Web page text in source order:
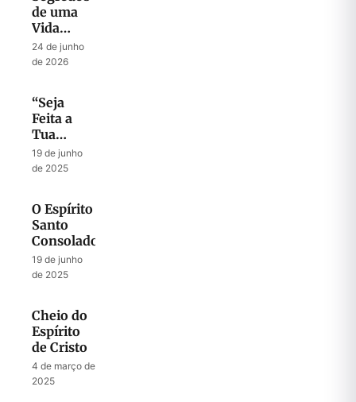
de uma
Vida
Abençoada
por Deus
24 de junho
de 2026
“Seja
Feita a
Tua
Vontade”
19 de junho
de 2025
O Espírito
Santo
Consolador
19 de junho
de 2025
Cheio do
Espírito
de Cristo
4 de março de
2025